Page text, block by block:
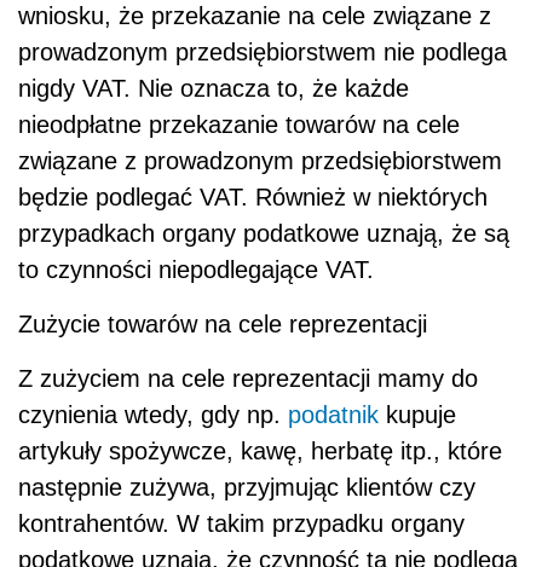
wniosku, że przekazanie na cele związane z
prowadzonym przedsiębiorstwem nie podlega
nigdy VAT. Nie oznacza to, że każde
nieodpłatne przekazanie towarów na cele
związane z prowadzonym przedsiębiorstwem
będzie podlegać VAT. Również w niektórych
przypadkach organy podatkowe uznają, że są
to czynności niepodlegające VAT.
Zużycie towarów na cele reprezentacji
Z zużyciem na cele reprezentacji mamy do
czynienia wtedy, gdy np. podatnik kupuje
artykuły spożywcze, kawę, herbatę itp., które
następnie zużywa, przyjmując klientów czy
kontrahentów. W takim przypadku organy
podatkowe uznają, że czynność ta nie podlega